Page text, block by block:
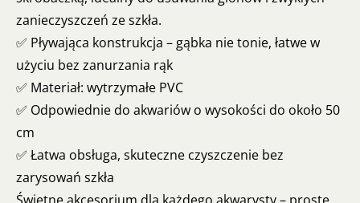
zanieczyszczeń ze szkła.
✅ Pływająca konstrukcja – gąbka nie tonie, łatwe w
użyciu bez zanurzania rąk
✅ Materiał: wytrzymałe PVC
✅ Odpowiednie do akwariów o wysokości do około 50
cm
✅ Łatwa obsługa, skuteczne czyszczenie bez
zarysowań szkła